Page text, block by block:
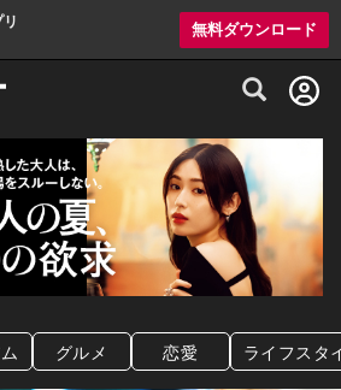
無料ダウンロード
グルメ情報・プレミアムレストラン予約
グルメ 恋愛 ライフスタ